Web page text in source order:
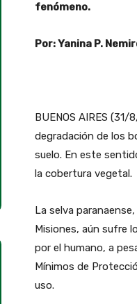
fenómeno.
Por: Yanina P.
BUENOS AIRES
degradación de los
suelo. En este
la cobertura vegetal.
La selva
Misiones, aún sufre
por el humano, a
Mínimos de
uso.